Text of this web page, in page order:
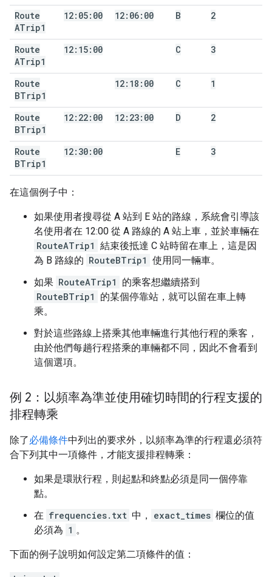
Route
ATrip1
12:05:00 12:06:00 B 2
Route
ATrip1
12:15:00 C 3
Route
BTrip1
12:18:00 C 1
Route
BTrip1
12:22:00 12:23:00 D 2
Route
BTrip1
12:30:00 E 3
在這個例子中：
如果使用者搜尋從 A 站到 E 站的路線，系統會引導該
名使用者在 12:00 從 A 路線的 A 站上車，並於車輛在
RouteATrip1 結束後抵達 C 站時留在車上，這是因
為 B 路線的 RouteBTrip1 使用同一輛車。
如果 RouteATrip1
的乘客想繼續搭到
RouteBTrip1
的某個停靠站，就可以留在車上轉
乘。
對於這些路線上搭乘其他車輛進行其他行程的乘客，
由於他們每趟行程搭乘的車輛都不同，因此不會看到
這個選項。
例 2：以頻率為準並使用確切時間的行程支援的
排程轉乘
除了必備條件中列出的要求外，以頻率為準的行程還必須符
合下列其中一項條件，才能支援排程轉乘：
如果是環狀行程，則起點和終點必須是同一個停靠
點。
在 frequencies.txt 中， exact_times 欄位的值
必須為 1 。
下面的例子說明如何設定第二項條件的值：